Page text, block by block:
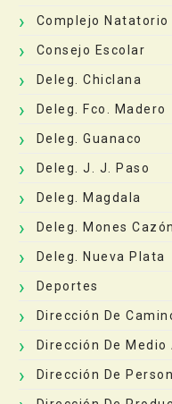
Complejo Natatorio
Consejo Escolar
Deleg. Chiclana
Deleg. Fco. Madero
Deleg. Guanaco
Deleg. J. J. Paso
Deleg. Magdala
Deleg. Mones Cazón
Deleg. Nueva Plata
Deportes
Dirección De
Dirección De
Dirección De